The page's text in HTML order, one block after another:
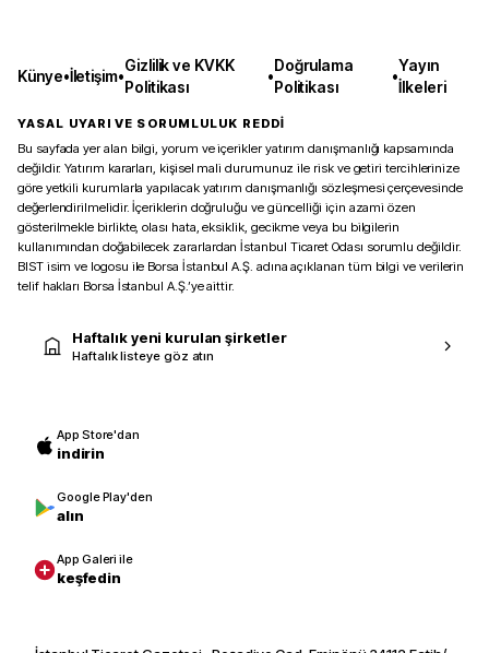
Künye•İletişim•
Gizlilik ve KVKK
Politikası
•
Doğrulama
Politikası
•
Yayın
İlkeleri
YASAL UYARI VE SORUMLULUK REDDİ
Bu sayfada yer alan bilgi, yorum ve içerikler yatırım danışmanlığı kapsamında
değildir. Yatırım kararları, kişisel mali durumunuz ile risk ve getiri tercihlerinize
göre yetkili kurumlarla yapılacak yatırım danışmanlığı sözleşmesi çerçevesinde
değerlendirilmelidir. İçeriklerin doğruluğu ve güncelliği için azami özen
gösterilmekle birlikte, olası hata, eksiklik, gecikme veya bu bilgilerin
kullanımından doğabilecek zararlardan İstanbul Ticaret Odası sorumlu değildir.
BIST isim ve logosu ile Borsa İstanbul A.Ş. adına açıklanan tüm bilgi ve verilerin
telif hakları Borsa İstanbul A.Ş.’ye aittir.
Haftalık yeni kurulan şirketler
Haftalık listeye göz atın
App Store'dan
indirin
Google Play'den
alın
App Galeri ile
keşfedin